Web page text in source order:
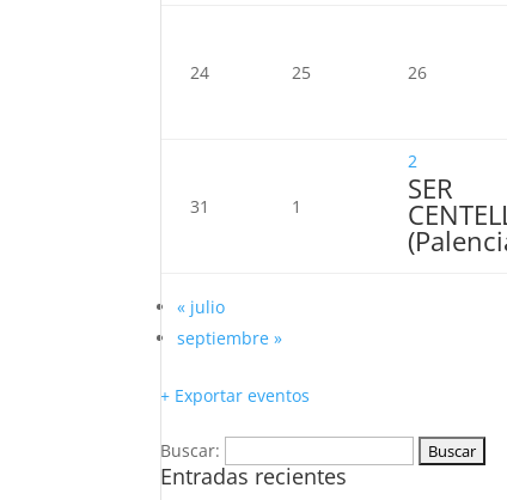
24 25 26
31 1
2
SER
« julio
septiembre»
+ Exportar eventos
Buscar:
Entradas recientes